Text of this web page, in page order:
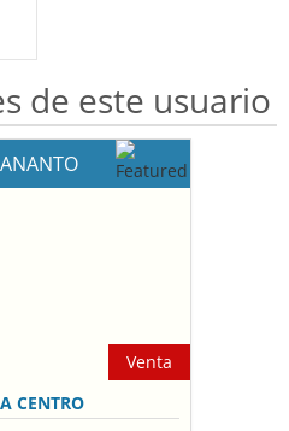
de este usuario
Venta
CENTRO